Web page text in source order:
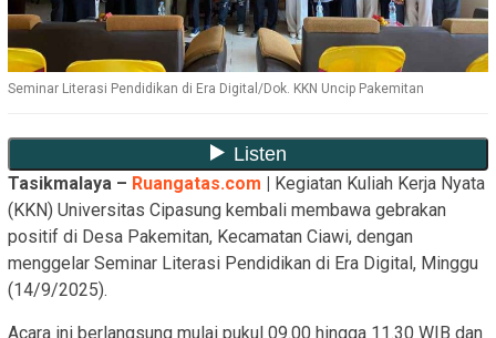
Seminar Literasi Pendidikan di Era Digital/Dok. KKN Uncip Pakemitan
Tasikmalaya – Ruangatas.com | Kegiatan Kuliah Kerja Nyata
(KKN) Universitas Cipasung kembali membawa gebrakan
positif di Desa Pakemitan, Kecamatan Ciawi, dengan
menggelar Seminar Literasi Pendidikan di Era Digital, Minggu
(14/9/2025).
Acara ini berlangsung mulai pukul 09.00 hingga 11.30 WIB dan